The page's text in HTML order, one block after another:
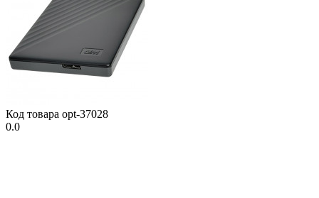
Код товара opt-37028
0.0